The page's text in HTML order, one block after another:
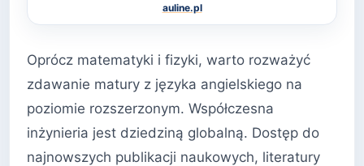
auline.pl
Oprócz matematyki i fizyki, warto rozważyć
zdawanie matury z języka angielskiego na
poziomie rozszerzonym. Współczesna
inżynieria jest dziedziną globalną. Dostęp do
najnowszych publikacji naukowych, literatury